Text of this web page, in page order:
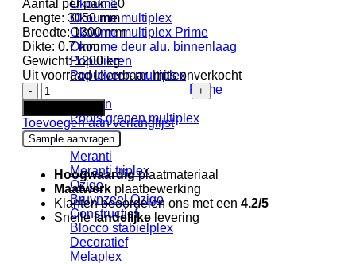
Okoume
Okoume multiplex
Okoume multiplex Prime
Okoume deur alu. binnenlaag
Populieren
Populieren multiplex
Populieren multiplex Prime
Grenen
Pools grenen multiplex
Meranti
Meranti triplex
Ozigo
Bruynzeel Ozigo
Constructief
Blocco stabielplex
Decoratief
Melaplex
Aantal per pak: 10
Lengte: 3050 mm
Breedte: 1300 mm
Dikte: 0.7 mm
Gewicht: 1200 kg
Uit voorraad leverbaar, mits onverkocht
Arpa
HPL
BLOOM
0201
Ker
Sabbia
FSC
Mix
credit
+
aantal
Toevoegen aan verlanglijst
Sample aanvragen
Hoogwaardigplaatmateriaal
Maatwerk plaatbewerking
Klanten beoordelen ons met een 4.2/5
Snellelandelijke levering